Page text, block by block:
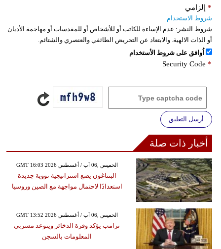
إلزامي *
شروط الاستخدام
شروط النشر: عدم الإساءة للكاتب أو للأشخاص أو للمقدسات أو مهاجمة الأديان
أو الذات الالهية. والابتعاد عن التحريض الطائفي والعنصري والشتائم.
اُوافق على شروط الأستخدام
Security Code *
أرسل التعليق
أخبار ذات صلة
GMT 16:03 2026 الخميس ,06 آب / أغسطس
البنتاغون يضع استراتيجية نووية جديدة
استعدادًا لاحتمال مواجهة مع الصين وروسيا
GMT 13:52 2026 الخميس ,06 آب / أغسطس
ترامب يؤكد وفرة الذخائر ويتوعد مسربي
المعلومات بالسجن